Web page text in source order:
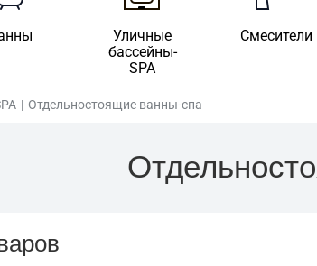
Уличные
бассейны-
SPA
Смесители
| Отдельностоящие ванны-спа